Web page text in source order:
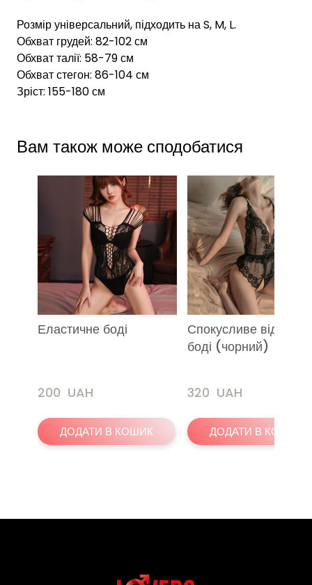
Розмір універсальний, підходить на S, M, L.
Обхват грудей: 82-102 см
Обхват талії: 58-79 см
Обхват стегон: 86-104 см
Зріст: 155-180 см
Вам також може сподобатися
Еластичне боді
200  UAH
ДОДАТИ В КОШИК
Спокусливе відкрите
боді (чорний)
320  UAH
ДОДАТИ В КОШИК